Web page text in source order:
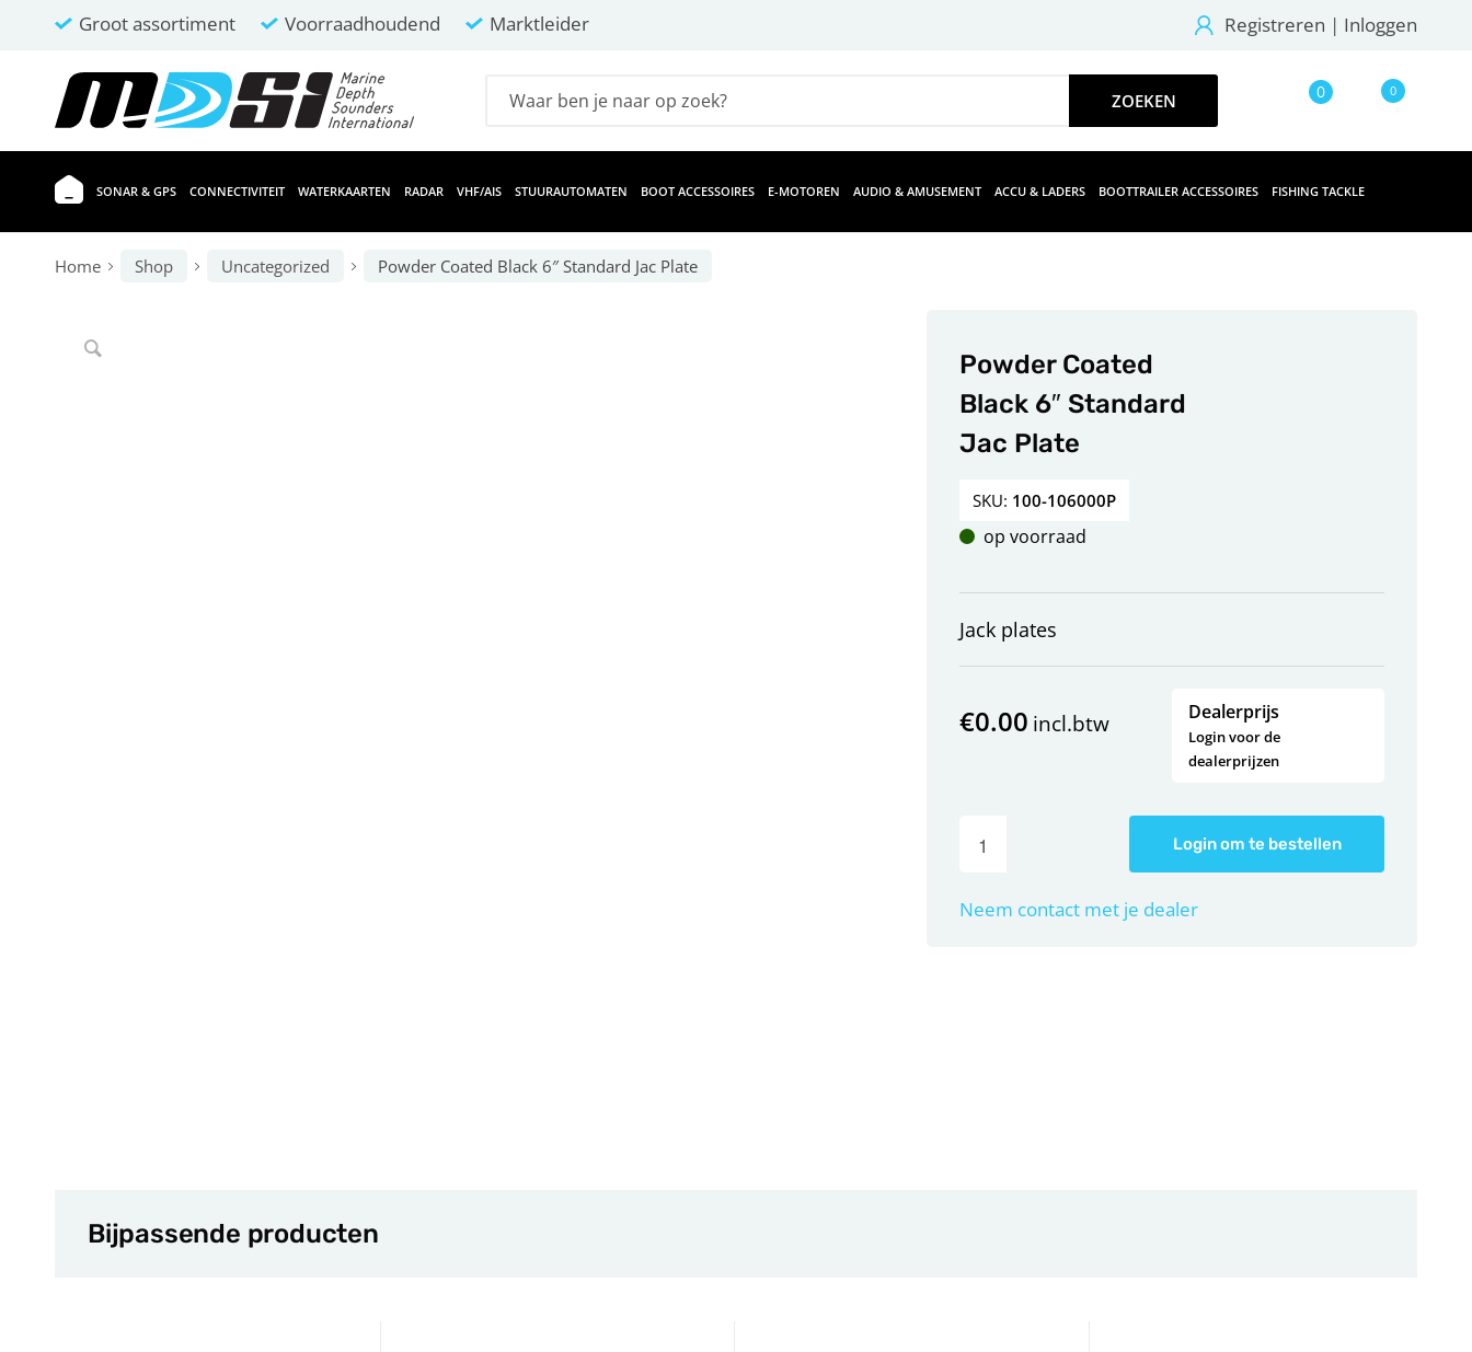
Groot assortiment Voorraadhoudend Marktleider Registreren | Inloggen
0 0
SONAR & GPS CONNECTIVITEIT WATERKAARTEN RADAR VHF/AIS STUURAUTOMATEN BOOT ACCESSOIRES E-MOTOREN AUDIO & AMUSEMENT ACCU & LADERS BOOTTRAILER ACCESSOIRES FISHING TACKLE
Home Shop Uncategorized Powder Coated Black 6″ Standard Jac Plate
Powder Coated
Black 6″ Standard
Jac Plate
SKU: 100-106000P
op voorraad
Jack plates
€0.00 incl.btw Dealerprijs
Login voor de
dealerprijzen
Login om te bestellen
Neem contact met je dealer
Bijpassende producten